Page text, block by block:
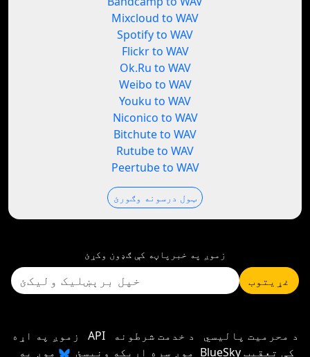
Mixcloud to WAV
Spotify to WAV
Flickr to WAV
Ok.Ru to WAV
Weibo to WAV
Youku to WAV
Niconico to WAV
Bitchute to WAV
Rutube to WAV
Peertube to WAV
ټول درسونه وګورئ
زموږ په خبرپاڼه کې ګډون وکړئ
غړیتوب
زموږ په اړه API د محرمیت پالیسي
د خدمت شرطونه
موږ سره اړیکه ونیسئ
موږ په BlueSky کې تعقیب